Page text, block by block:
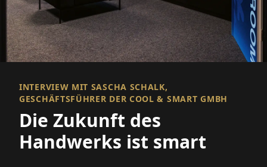
INTERVIEW MIT SASCHA SCHALK,
GESCHÄFTSFÜHRER DER COOL & SMART GMBH
Die Zukunft des
Handwerks ist smart